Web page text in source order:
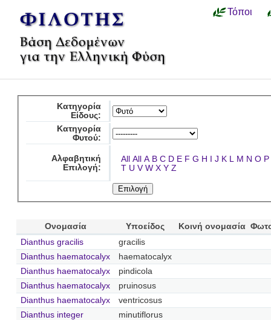
Τόποι
Κατηγορία
Είδους:
Κατηγορία
Φυτού:
Αλφαβητική
Επιλογή:
All All A B C D E F G H I J K L M N O P
T U V W X Y Z
Ονομασία Υποείδος Κοινή ονομασία
Dianthus gracilis
gracilis
Dianthus haematocalyx
haematocalyx
Dianthus haematocalyx
pindicola
Dianthus haematocalyx
pruinosus
Dianthus haematocalyx
ventricosus
Dianthus integer
minutiflorus